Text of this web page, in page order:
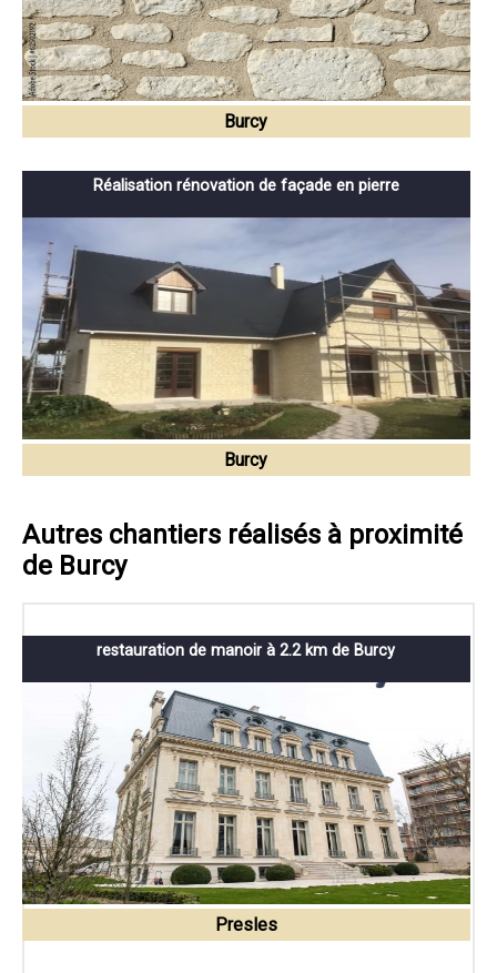
Burcy
Réalisation rénovation de façade en pierre
Burcy
Autres chantiers réalisés à proximité
de Burcy
restauration de manoir à 2.2 km de Burcy
Presles